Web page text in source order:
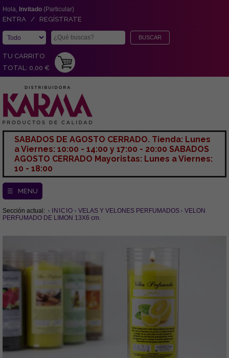
Hola, Invitado (Particular)
ENTRA / REGÍSTRATE
TU CARRITO
TOTAL: 0,00 €
SABADOS DE AGOSTO CERRADO. Tienda: Lunes
a Viernes: 10:00 - 14:00 y 17:00 - 20:00 SABADOS
AGOSTO CERRADO Mayoristas: Lunes a Viernes:
10 - 18:00
☰ MENU
Sección actual: INICIO VELAS Y VELONES PERFUMADOS
VELON
PERFUMADO DE LIMON 13X6 cm.